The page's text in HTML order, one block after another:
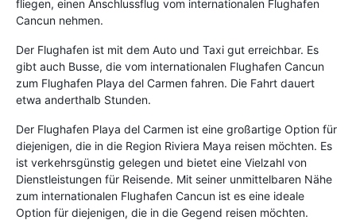
fliegen, einen Anschlussflug vom internationalen Flughafen
Cancun nehmen.
Der Flughafen ist mit dem Auto und Taxi gut erreichbar. Es
gibt auch Busse, die vom internationalen Flughafen Cancun
zum Flughafen Playa del Carmen fahren. Die Fahrt dauert
etwa anderthalb Stunden.
Der Flughafen Playa del Carmen ist eine großartige Option für
diejenigen, die in die Region Riviera Maya reisen möchten. Es
ist verkehrsgünstig gelegen und bietet eine Vielzahl von
Dienstleistungen für Reisende. Mit seiner unmittelbaren Nähe
zum internationalen Flughafen Cancun ist es eine ideale
Option für diejenigen, die in die Gegend reisen möchten.